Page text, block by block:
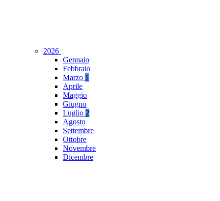
2026
Gennaio
Febbraio
Marzo 1
Aprile
Maggio
Giugno
Luglio 2
Agosto
Settembre
Ottobre
Novembre
Dicembre